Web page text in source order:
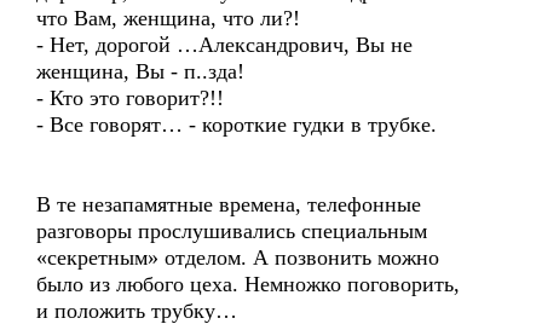
что Вам, женщина, что ли?!
- Нет, дорогой …Александрович, Вы не
женщина, Вы - п..зда!
- Кто это говорит?!!
- Все говорят… - короткие гудки в трубке.
В те незапамятные времена, телефонные
разговоры прослушивались специальным
«секретным» отделом. А позвонить можно
было из любого цеха. Немножко поговорить,
и положить трубку…